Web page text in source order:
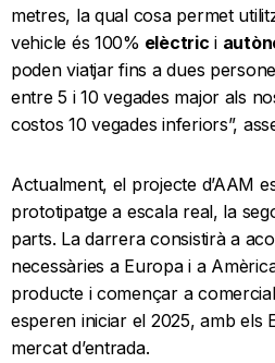
metres, la qual cosa permet
vehicle és 100% elèctric i
poden viatjar fins a dues
entre 5 i 10 vegades major als
costos 10 vegades inferiors”,
Actualment, el projecte d’AAM
prototipatge a escala real, la
parts. La darrera consistirà a
necessàries a Europa i a
producte i començar a
esperen iniciar el 2025, amb els
mercat d’entrada.